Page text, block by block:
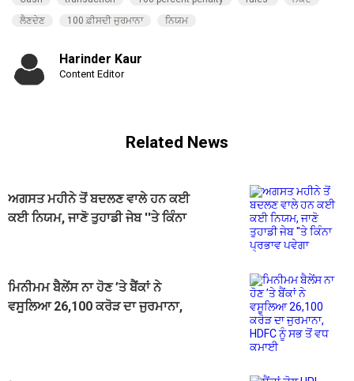
ਲੈਣਦੇਣ
100 ਫ਼ੀਸਦੀ ਜੁਰਮਾਨਾ ਨਿਯਮ
Harinder Kaur
Content Editor
Related News
ਅਗਸਤ ਮਹੀਨੇ ਤੋਂ ਬਦਲਣ ਵਾਲੇ ਹਨ ਕਈ
ਕਈ ਨਿਯਮ, ਜਾਣੋ ਤੁਹਾਡੀ ਜੇਬ ''ਤੇ ਕਿੰਨਾ
ਮਿਨੀਮਮ ਬੈਲੇਂਸ ਨਾ ਹੋਣ ’ਤੇ ਬੈਂਕਾਂ ਨੇ
ਵਸੂਲਿਆ 26,100 ਕਰੋੜ ਦਾ ਜੁਰਮਾਨਾ,